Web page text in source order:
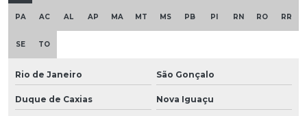
PA AC AL AP MA MT MS PB PI RN RO RR
SE TO
Rio de Janeiro São Gonçalo
Duque de Caxias Nova Iguaçu